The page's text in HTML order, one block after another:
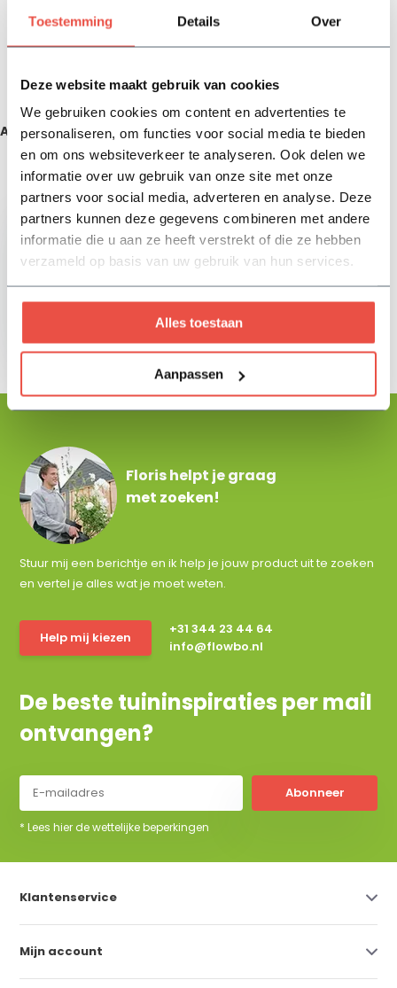
Toestemming Details Over
Deze website maakt gebruik van cookies
We gebruiken cookies om content en advertenties te
personaliseren, om functies voor social media te bieden
en om ons websiteverkeer te analyseren. Ook delen we
informatie over uw gebruik van onze site met onze
partners voor social media, adverteren en analyse. Deze
partners kunnen deze gegevens combineren met andere
informatie die u aan ze heeft verstrekt of die ze hebben
verzameld op basis van uw gebruik van hun services.
Alles toestaan
Aanpassen
Reviews
Delen
Aanbevolen producten
Zojuist bekeken
3,75
Floris helpt je graag
met zoeken!
Stuur mij een berichtje en ik help je jouw product uit te zoeken
en vertel je alles wat je moet weten.
Help mij kiezen
+31 344 23 44 64
info@flowbo.nl
De beste tuininspiraties per mail
ontvangen?
Abonneer
* Lees hier de wettelijke beperkingen
Klantenservice
Mijn account